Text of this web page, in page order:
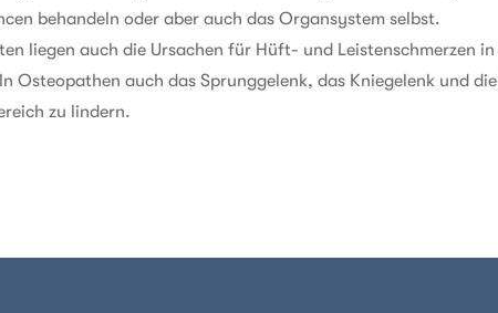
behandeln oder aber auch das Organsystem selbst.
liegen auch die Ursachen für Hüft- und Leistenschmerzen
Osteopathen auch das Sprunggelenk, das Kniegelenk und
zu lindern.